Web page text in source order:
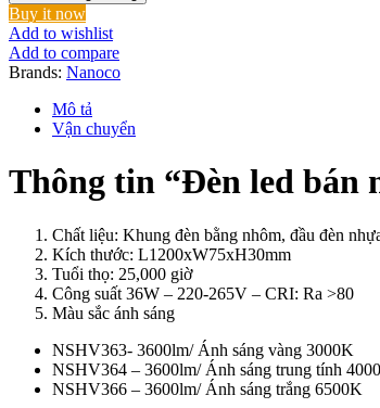
bán
nguyệt
Nanoco
NSHV363/NSHV364/NSHV366
số
lượng
Buy it now
Add to wishlist
Add to compare
Brands: Nanoco
Mô tả
Vận chuyển
Thông tin “Đèn led bán
Chất liệu: Khung đèn bằng nhôm, đầu đèn
Kích thước: L1200xW75xH30mm
Tuổi thọ: 25,000 giờ
Công suất 36W – 220-265V – CRI: Ra >80
Màu sắc ánh sáng
NSHV363- 3600lm/ Ánh sáng vàng 3000K
NSHV364 – 3600lm/ Ánh sáng trung tính
NSHV366 – 3600lm/ Ánh sáng trắng 6500K